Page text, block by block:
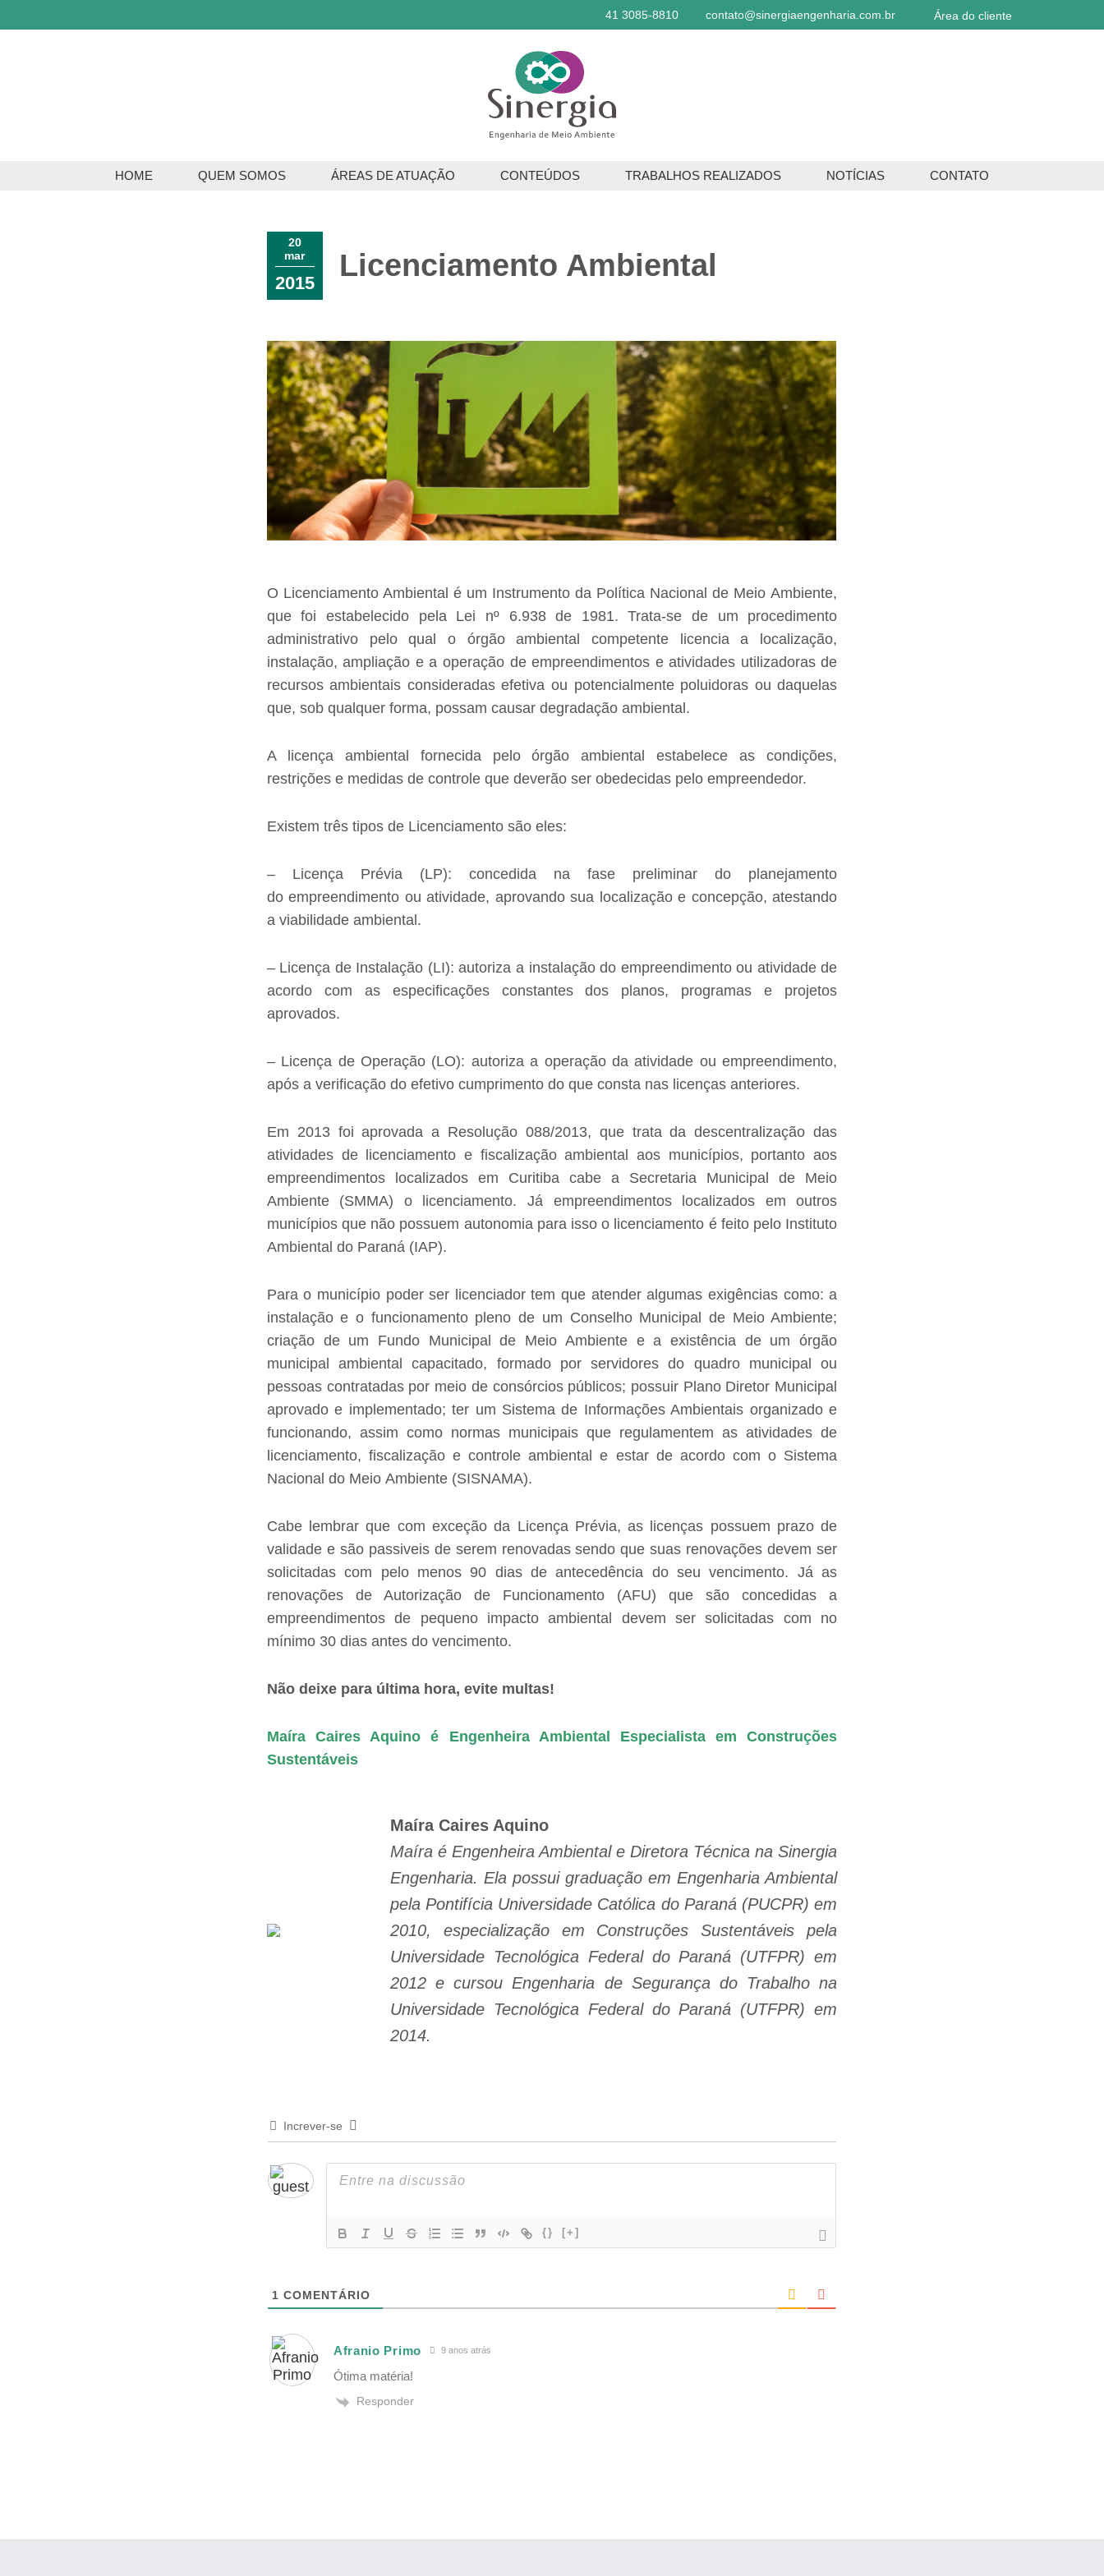
41 3085-8810 contato@sinergiaengenharia.com.br Área do cliente
HOME QUEM SOMOS ÁREAS DE ATUAÇÃO CONTEÚDOS TRABALHOS REALIZADOS NOTÍCIAS CONTATO
20
mar
2015
Licenciamento Ambiental
O Licenciamento Ambiental é um Instrumento da Política Nacional de Meio Ambiente,
que foi estabelecido pela Lei nº 6.938 de 1981. Trata-se de um procedimento
administrativo pelo qual o órgão ambiental competente licencia a localização,
instalação, ampliação e a operação de empreendimentos e atividades utilizadoras de
recursos ambientais consideradas efetiva ou potencialmente poluidoras ou daquelas
que, sob qualquer forma, possam causar degradação ambiental.
A licença ambiental fornecida pelo órgão ambiental estabelece as condições,
restrições e medidas de controle que deverão ser obedecidas pelo empreendedor.
Existem três tipos de Licenciamento são eles:
– Licença Prévia (LP): concedida na fase preliminar do planejamento
do empreendimento ou atividade, aprovando sua localização e concepção, atestando
a viabilidade ambiental.
– Licença de Instalação (LI): autoriza a instalação do empreendimento ou atividade de
acordo com as especificações constantes dos planos, programas e projetos
aprovados.
– Licença de Operação (LO): autoriza a operação da atividade ou empreendimento,
após a verificação do efetivo cumprimento do que consta nas licenças anteriores.
Em 2013 foi aprovada a Resolução 088/2013, que trata da descentralização das
atividades de licenciamento e fiscalização ambiental aos municípios, portanto aos
empreendimentos localizados em Curitiba cabe a Secretaria Municipal de Meio
Ambiente (SMMA) o licenciamento. Já empreendimentos localizados em outros
municípios que não possuem autonomia para isso o licenciamento é feito pelo Instituto
Ambiental do Paraná (IAP).
Para o município poder ser licenciador tem que atender algumas exigências como: a
instalação e o funcionamento pleno de um Conselho Municipal de Meio Ambiente;
criação de um Fundo Municipal de Meio Ambiente e a existência de um órgão
municipal ambiental capacitado, formado por servidores do quadro municipal ou
pessoas contratadas por meio de consórcios públicos; possuir Plano Diretor Municipal
aprovado e implementado; ter um Sistema de Informações Ambientais organizado e
funcionando, assim como normas municipais que regulamentem as atividades de
licenciamento, fiscalização e controle ambiental e estar de acordo com o Sistema
Nacional do Meio Ambiente (SISNAMA).
Cabe lembrar que com exceção da Licença Prévia, as licenças possuem prazo de
validade e são passiveis de serem renovadas sendo que suas renovações devem ser
solicitadas com pelo menos 90 dias de antecedência do seu vencimento. Já as
renovações de Autorização de Funcionamento (AFU) que são concedidas a
empreendimentos de pequeno impacto ambiental devem ser solicitadas com no
mínimo 30 dias antes do vencimento.
Não deixe para última hora, evite multas!
Maíra Caires Aquino é Engenheira Ambiental Especialista em Construções
Sustentáveis
Maíra Caires Aquino
Maíra é Engenheira Ambiental e Diretora Técnica na Sinergia
Engenharia. Ela possui graduação em Engenharia Ambiental
pela Pontifícia Universidade Católica do Paraná (PUCPR) em
2010, especialização em Construções Sustentáveis pela
Universidade Tecnológica Federal do Paraná (UTFPR) em
2012 e cursou Engenharia de Segurança do Trabalho na
Universidade Tecnológica Federal do Paraná (UTFPR) em
2014.
Increver-se
{} [+]
1 COMENTÁRIO
Afranio Primo 9 anos atrás
Ótima matéria!
Responder